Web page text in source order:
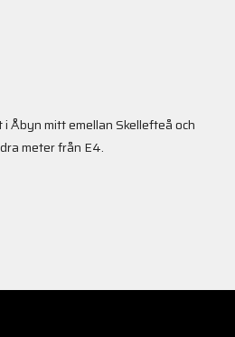
Åbyn mitt emellan Skellefteå och
meter från E4.